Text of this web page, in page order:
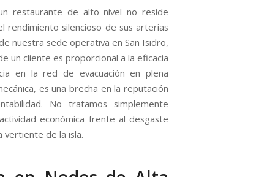
restaurante de alto nivel no reside
rendimiento silencioso de sus arterias
nuestra sede operativa en San Isidro,
un cliente es proporcional a la eficacia
en la red de evacuación en plena
es una brecha en la reputación
No tratamos simplemente
económica frente al desgaste
vertiente de la isla.